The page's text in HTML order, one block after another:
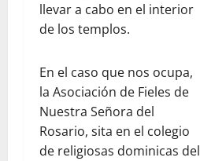
llevar a cabo en el interior
de los templos.
En el caso que nos ocupa,
la Asociación de Fieles de
Nuestra Señora del
Rosario, sita en el colegio
de religiosas dominicas del